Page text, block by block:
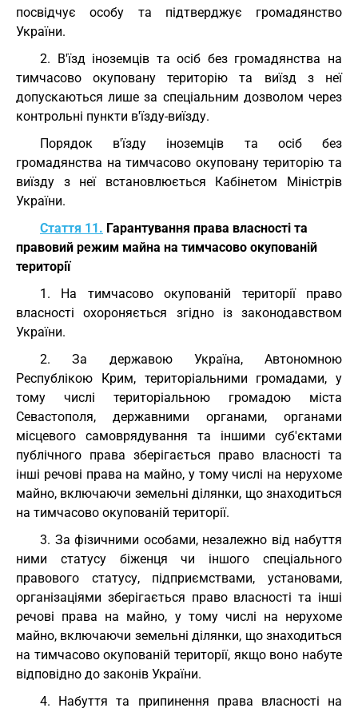
посвідчує особу та підтверджує громадянство
України.
2. В'їзд іноземців та осіб без громадянства на
тимчасово окуповану територію та виїзд з неї
допускаються лише за спеціальним дозволом через
контрольні пункти в'їзду-виїзду.
Порядок в'їзду іноземців та осіб без
громадянства на тимчасово окуповану територію та
виїзду з неї встановлюється Кабінетом Міністрів
України.
Стаття 11. Гарантування права власності та
правовий режим майна на тимчасово окупованій
території
1. На тимчасово окупованій території право
власності охороняється згідно із законодавством
України.
2. За державою Україна, Автономною
Республікою Крим, територіальними громадами, у
тому числі територіальною громадою міста
Севастополя, державними органами, органами
місцевого самоврядування та іншими суб'єктами
публічного права зберігається право власності та
інші речові права на майно, у тому числі на нерухоме
майно, включаючи земельні ділянки, що знаходиться
на тимчасово окупованій території.
3. За фізичними особами, незалежно від набуття
ними статусу біженця чи іншого спеціального
правового статусу, підприємствами, установами,
організаціями зберігається право власності та інші
речові права на майно, у тому числі на нерухоме
майно, включаючи земельні ділянки, що знаходиться
на тимчасово окупованій території, якщо воно набуте
відповідно до законів України.
4. Набуття та припинення права власності на